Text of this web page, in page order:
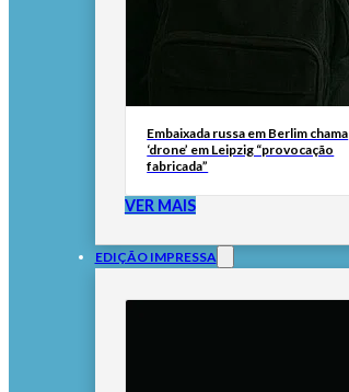
Embaixada russa em Berlim chama
‘drone’ em Leipzig “provocação
fabricada”
VER MAIS
EDIÇÃO IMPRESSA